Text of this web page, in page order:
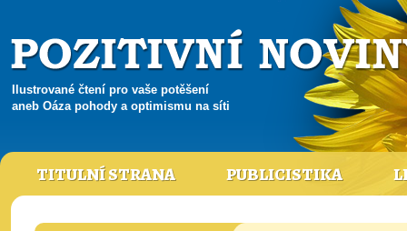
Ilustrované čtení pro vaše potěšení
aneb Oáza pohody a optimismu na síti
TITULNÍ STRANA PUBLICISTIKA